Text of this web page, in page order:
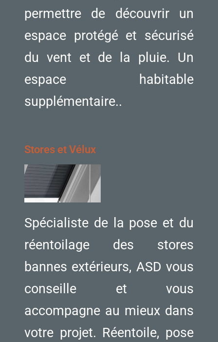
permettre de découvrir un
espace protégé et sécurisé
du vent et de la pluie. Un
espace habitable
supplémentaire..
Stores et Vélux
Spécialiste de la pose et du
réentoilage des stores
bannes extérieurs, ASD vous
conseille et vous
accompagne au mieux dans
votre projet. Réentoile, pose